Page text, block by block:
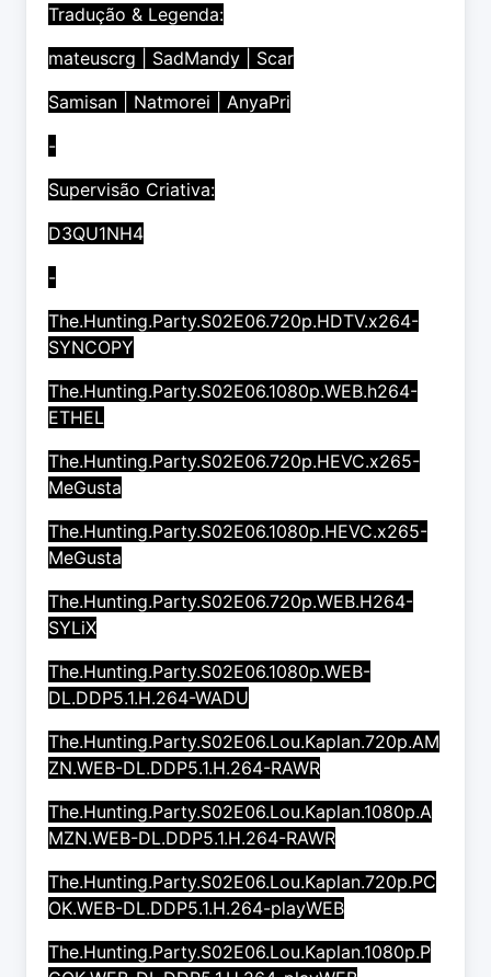
Tradução & Legenda:
mateuscrg | SadMandy | Scar
Samisan | Natmorei | AnyaPri
-
Supervisão Criativa:
D3QU1NH4
-
The.Hunting.Party.S02E06.720p.HDTV.x264-
SYNCOPY
The.Hunting.Party.S02E06.1080p.WEB.h264-
ETHEL
The.Hunting.Party.S02E06.720p.HEVC.x265-
MeGusta
The.Hunting.Party.S02E06.1080p.HEVC.x265-
MeGusta
The.Hunting.Party.S02E06.720p.WEB.H264-
SYLiX
The.Hunting.Party.S02E06.1080p.WEB-
DL.DDP5.1.H.264-WADU
The.Hunting.Party.S02E06.Lou.Kaplan.720p.AM
ZN.WEB-DL.DDP5.1.H.264-RAWR
The.Hunting.Party.S02E06.Lou.Kaplan.1080p.A
MZN.WEB-DL.DDP5.1.H.264-RAWR
The.Hunting.Party.S02E06.Lou.Kaplan.720p.PC
OK.WEB-DL.DDP5.1.H.264-playWEB
The.Hunting.Party.S02E06.Lou.Kaplan.1080p.P